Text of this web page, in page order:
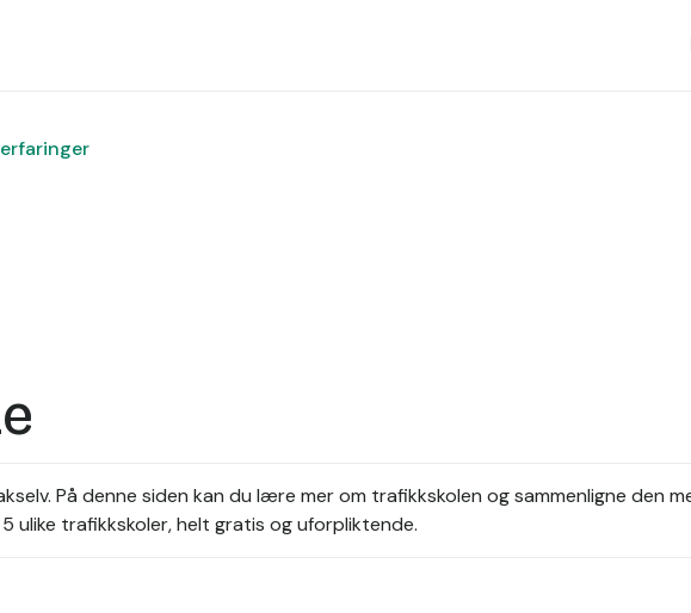
På denne siden kan du lære mer om trafikkskolen og sammenligne den
ulike trafikkskoler, helt gratis og uforpliktende.